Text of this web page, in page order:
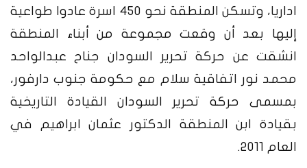
اداريا، وتسكن المنطقة نحو 450 اسرة عادوا طواعية
إليها بعد أن وقعت مجموعة من أبناء المنطقة
انشقت عن حركة تحرير السودان جناح عبدالواحد
محمد نور اتفاقية سلام مع حكومة جنوب دارفور،
بمسمى حركة تحرير السودان القيادة التاريخية
بقيادة ابن المنطقة الدكتور عثمان ابراهيم في
العام 2011.